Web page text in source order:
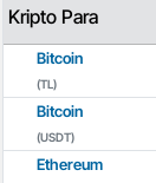
Kripto Para
Bitcoin
(TL)
Bitcoin
(USDT)
Ethereum